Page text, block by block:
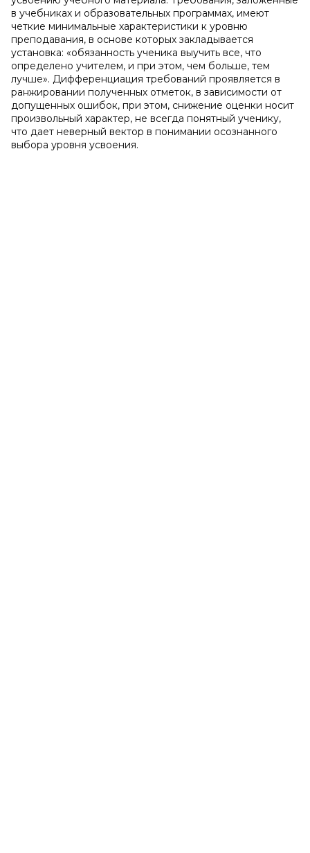
в учебниках и образовательных программах, имеют
четкие минимальные характеристики к уровню
преподавания, в основе которых закладывается
установка: «обязанность ученика выучить все, что
определено учителем, и при этом, чем больше, тем
лучше». Дифференциация требований проявляется в
ранжировании полученных отметок, в зависимости от
допущенных ошибок, при этом, снижение оценки носит
произвольный характер, не всегда понятный ученику,
что дает неверный вектор в понимании осознанного
выбора уровня усвоения.